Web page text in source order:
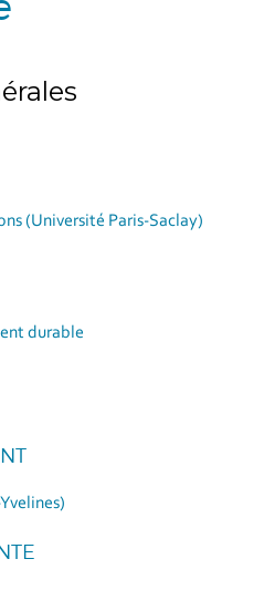
(Université Paris-Saclay)
durable